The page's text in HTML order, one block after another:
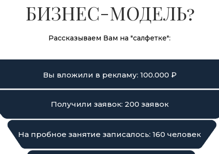
БИЗНЕС-МОДЕЛЬ?
Рассказываем Вам на "салфетке":
Вы вложили в рекламу: 100.000 ₽
Получили заявок: 200 заявок
На пробное занятие записалось: 160 человек